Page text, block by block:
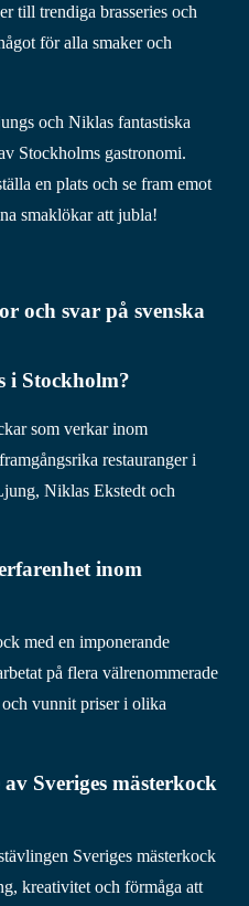
till trendiga brasseries och
för alla smaker och
och Niklas fantastiska
Stockholms gastronomi.
en plats och se fram emot
smaklökar att jubla!
och svar på svenska
i Stockholm?
som verkar inom
restauranger i
Niklas Ekstedt och
inom
med en imponerande
på flera välrenommerade
vunnit priser i olika
Sveriges mästerkock
Sveriges mästerkock
kreativitet och förmåga att